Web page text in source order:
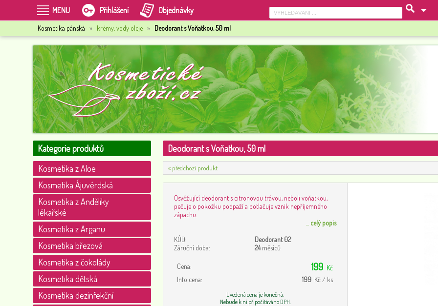
MENU Přihlášení Objednávky
Kosmetika pánská » krémy, vody oleje » Deodorant s Voňatkou, 50 ml
Kategorie produktů
Kosmetika z Aloe
Kosmetika Ájuvérdská
Kosmetika z Anděliky
lékařské
Kosmetika z Arganu
Kosmetika březová
Kosmetika z čokolády
Kosmetika dětská
Kosmetika dezinfekční
Deodorant s Voňatkou, 50 ml
« předchozí produkt
Osvěžující deodorant s citronovou trávou, neboli voňatkou,
pečuje o pokožku podpaží a potlačuje vznik nepříjemného
zápachu.
celý popis
KÓD:
Deodorant 02
Záruční doba:
24měsíců
Cena: 199 Kč
Info cena:
199 Kč / ks
Uvedená cena je konečná.
Nebude k ní připočítáváno DPH.